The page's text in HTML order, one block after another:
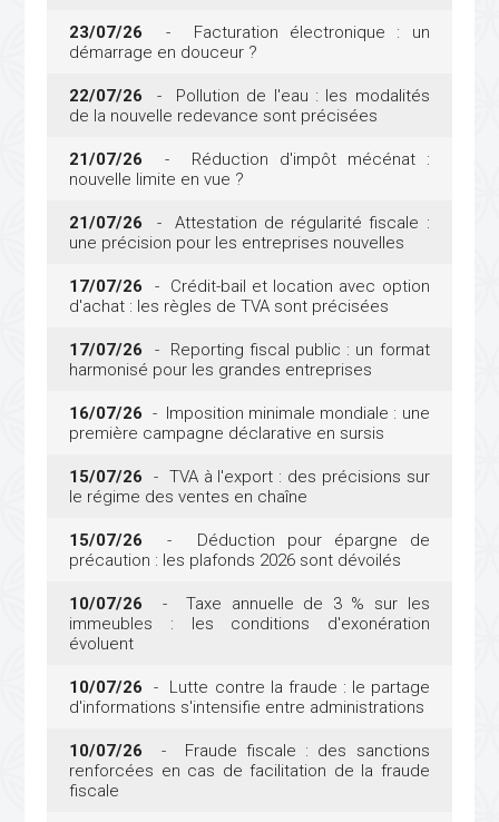
23/07/26 - Facturation électronique : un
démarrage en douceur ?
22/07/26 - Pollution de l'eau : les modalités
de la nouvelle redevance sont précisées
21/07/26 - Réduction d'impôt mécénat :
nouvelle limite en vue ?
21/07/26 - Attestation de régularité fiscale :
une précision pour les entreprises nouvelles
17/07/26 - Crédit-bail et location avec option
d'achat : les règles de TVA sont précisées
17/07/26 - Reporting fiscal public : un format
harmonisé pour les grandes entreprises
16/07/26 - Imposition minimale mondiale : une
première campagne déclarative en sursis
15/07/26 - TVA à l'export : des précisions sur
le régime des ventes en chaîne
15/07/26 - Déduction pour épargne de
précaution : les plafonds 2026 sont dévoilés
10/07/26 - Taxe annuelle de 3 % sur les
immeubles : les conditions d'exonération
évoluent
10/07/26 - Lutte contre la fraude : le partage
d'informations s'intensifie entre administrations
10/07/26 - Fraude fiscale : des sanctions
renforcées en cas de facilitation de la fraude
fiscale